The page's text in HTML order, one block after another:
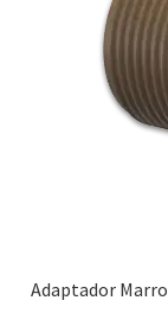
Adaptador